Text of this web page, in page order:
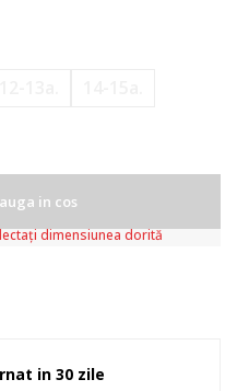
in cos
dimensiunea dorită
in 30 zile